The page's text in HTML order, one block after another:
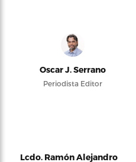
Oscar J. Serrano
Periodista Editor
Lcdo. Ramón Alejandro